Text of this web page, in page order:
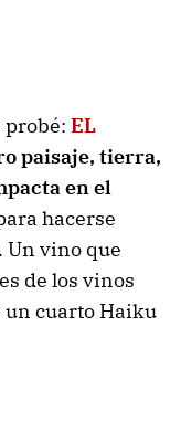
probé: EL
paisaje, tierra,
en el
hacerse
Un vino que
de los vinos
un cuarto Haiku